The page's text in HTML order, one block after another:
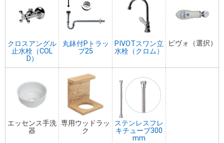
クロスアングル
止水栓（COL
D）
丸鉢付Pトラッ
プ25
PIVOTスワン立
水栓（クロム）
ピヴォ（選択）
エッセンス手洗
器
専用ウッドラッ
ク
ステンレスフレ
キチューブ300
mm